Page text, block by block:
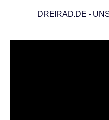
DREIRAD.DE -